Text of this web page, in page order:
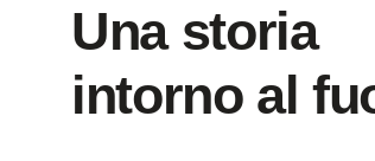
Una storia
intorno al